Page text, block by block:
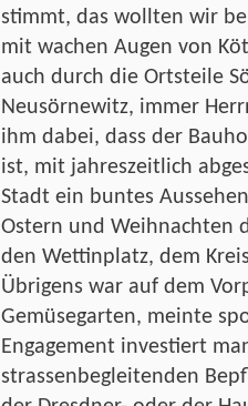
stimmt, das wollten wir
mit wachen Augen von
auch durch die Ortsteile
Neusörnewitz, immer
ihm dabei, dass der
ist, mit jahreszeitlich
Stadt ein buntes
Ostern und Weihnachten
den Wettinplatz, dem
Übrigens war auf dem
Gemüsegarten, meinte
Engagement investiert
strassenbegleitenden